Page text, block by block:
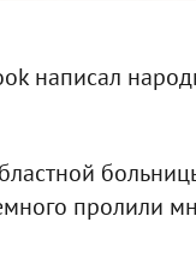
написал
пролили